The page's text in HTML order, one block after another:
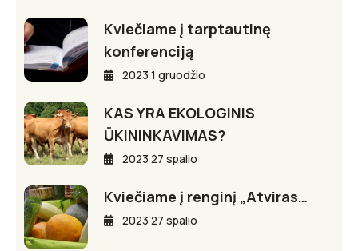
Kviečiame į tarptautinę
konferenciją
2023 1 gruodžio
KAS YRA EKOLOGINIS
ŪKININKAVIMAS?
2023 27 spalio
Kviečiame į renginį „Atviras…
2023 27 spalio